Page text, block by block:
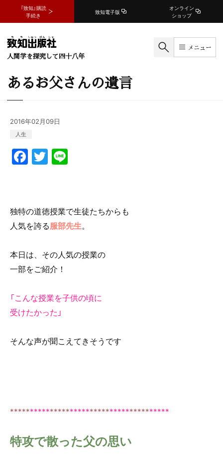
『致知』購読
手続き
致知電子版
オンライン
ショップ
人間学を探究して四十八年
メニュー
あるお父さんの遺言
2016年02月09日
人生
F
a
e
b
o
o
k
T
w
er
独特の道徳授業で生徒たちからも
人気を誇る服部先生。
本日は、その人気の授業の
一部をご紹介！
「こんな授業を子供の頃に
受けたかった」
そんな声が聞こえてきそうです
****************************************
特攻で散った父の思い